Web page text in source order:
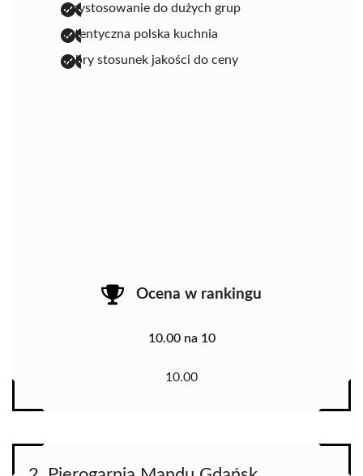
przystosowanie do dużych grup
autentyczna polska kuchnia
dobry stosunek jakości do ceny
Ocena w rankingu
10.00 na 10
10.00